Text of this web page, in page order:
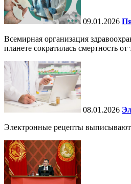
09.01.2026
Всемирная организация
планете сократилась смертность
08.01.2026
Электронные рецепты выписывают